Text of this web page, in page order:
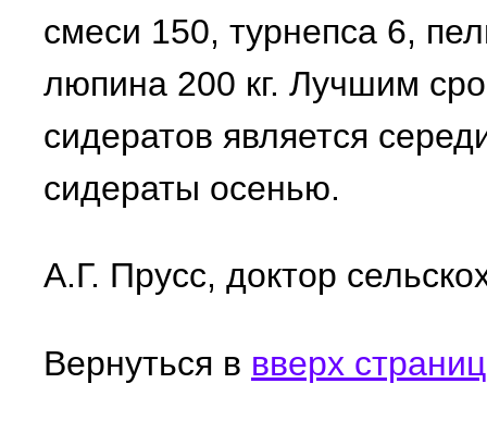
смеси 150, турнепса 6,
люпина 200 кг. Лучшим
сидератов является
сидераты осенью.
А.Г. Прусс, доктор
Вернуться в вверх